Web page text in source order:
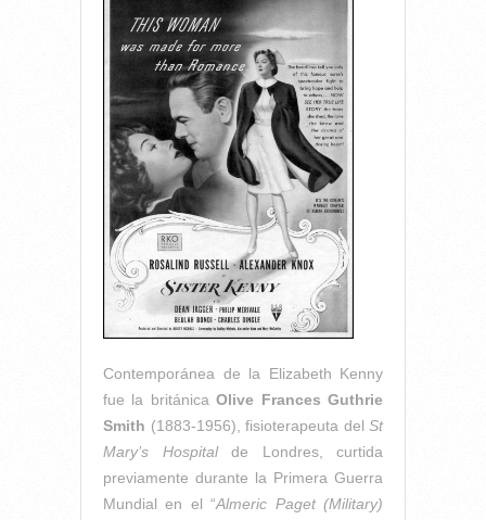
Contemporánea de la Elizabeth Kenny
fue la británicaOlive Frances Guthrie
Smith (1883-1956), fisioterapeuta del St
Mary’s Hospitalde Londres, curtida
previamente durante la Primera Guerra
Mundial en el “Almeric Paget (Military)